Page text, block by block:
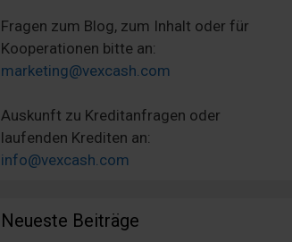
Fragen zum Blog, zum Inhalt oder für
Kooperationen bitte an:
marketing@vexcash.com
Auskunft zu Kreditanfragen oder
laufenden Krediten an:
info@vexcash.com
Neueste Beiträge